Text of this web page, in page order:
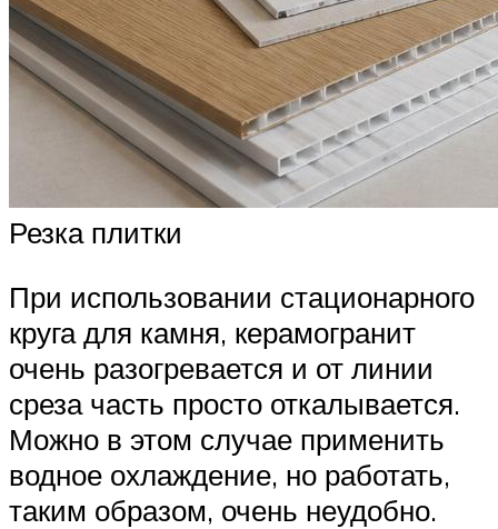
Резка плитки
При использовании стационарного
круга для камня, керамогранит
очень разогревается и от линии
среза часть просто откалывается.
Можно в этом случае применить
водное охлаждение, но работать,
таким образом, очень неудобно.